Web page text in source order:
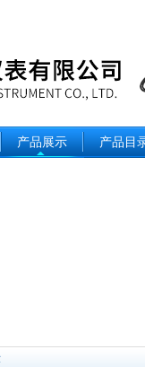
产品展示 产品目